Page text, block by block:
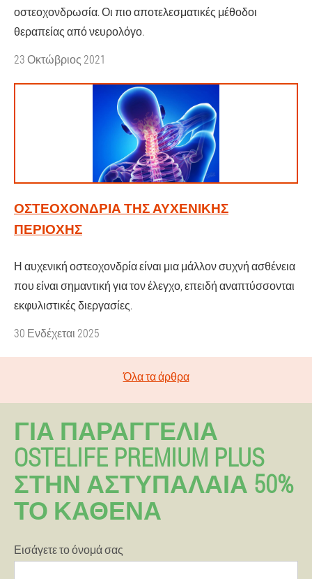
οστεοχονδρωσία. Οι πιο αποτελεσματικές μέθοδοι
θεραπείας από νευρολόγο.
23 Οκτώβριος 2021
ΟΣΤΕΟΧΟΝΔΡΊΑ ΤΗΣ ΑΥΧΕΝΙΚΉΣ
ΠΕΡΙΟΧΉΣ
Η αυχενική οστεοχονδρία είναι μια μάλλον συχνή ασθένεια
που είναι σημαντική για τον έλεγχο, επειδή αναπτύσσονται
εκφυλιστικές διεργασίες.
30 Ενδέχεται 2025
Όλα τα άρθρα
ΓΙΑ ΠΑΡΑΓΓΕΛΊΑ
OSTELIFE PREMIUM PLUS
ΣΤΗΝ ΑΣΤΥΠΆΛΑΙΑ 50%
ΤΟ ΚΑΘΈΝΑ
Εισάγετε το όνομά σας